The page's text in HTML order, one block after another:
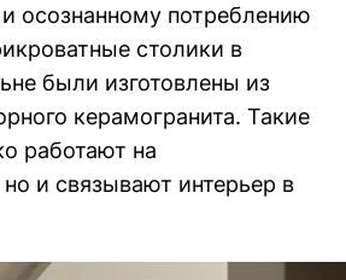
осознанному потреблению
столики в
были изготовлены из
керамогранита. Такие
работают на
и связывают интерьер в